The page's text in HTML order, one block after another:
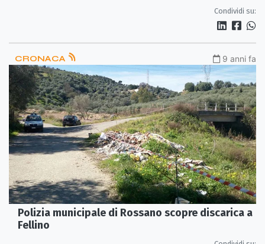
Condividi su:
CRONACA 9 anni fa
Polizia municipale di Rossano scopre discarica a
Fellino